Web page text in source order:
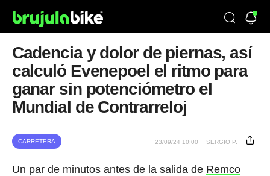
Cadencia y dolor de piernas, así
calculó Evenepoel el ritmo para
ganar sin potenciómetro el
Mundial de Contrarreloj
CARRETERA 23/09/24 10:00 SERGIO P.
Un par de minutos antes de la salida de Remco